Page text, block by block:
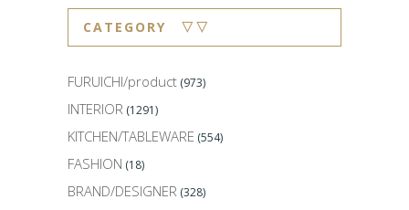
CATEGORY ▽▽
FURUICHI/product (973)
INTERIOR (1291)
KITCHEN/TABLEWARE (554)
FASHION (18)
BRAND/DESIGNER (328)